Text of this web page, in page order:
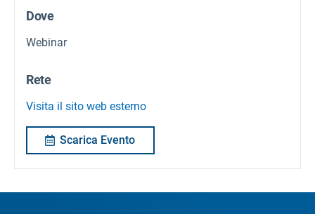
Dove
Webinar
Rete
Visita il sito web esterno
Scarica Evento